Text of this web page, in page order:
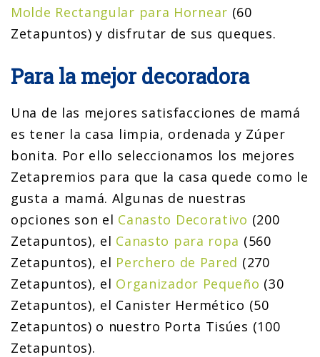
Molde Rectangular para Hornear (60
Zetapuntos) y disfrutar de sus queques.
Para la mejor decoradora
Una de las mejores satisfacciones de mamá
es tener la casa limpia, ordenada y Zúper
bonita. Por ello seleccionamos los mejores
Zetapremios para que la casa quede como le
gusta a mamá. Algunas de nuestras
opciones son el Canasto Decorativo (200
Zetapuntos), el Canasto para ropa (560
Zetapuntos), el Perchero de Pared (270
Zetapuntos), el Organizador Pequeño (30
Zetapuntos), el Canister Hermético (50
Zetapuntos) o nuestro Porta Tisúes (100
Zetapuntos).